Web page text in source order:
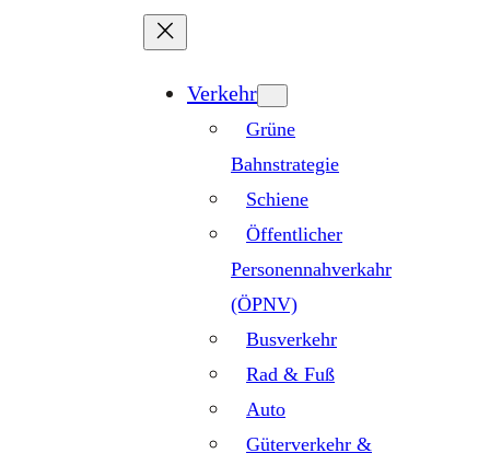
Verkehr
Grüne
Bahnstrategie
Schiene
Öffentlicher
Personennahverkahr
(ÖPNV)
Busverkehr
Rad & Fuß
Auto
Güterverkehr &